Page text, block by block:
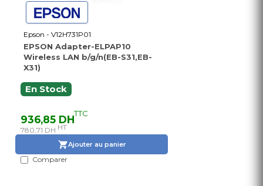
Epson - V12H731P01
EPSON Adapter-ELPAP10
Wireless LAN b/g/n(EB-S31,EB-
X31)
En Stock
936,85 DHTTC
780,71 DH HT
Ajouter au panier
Comparer